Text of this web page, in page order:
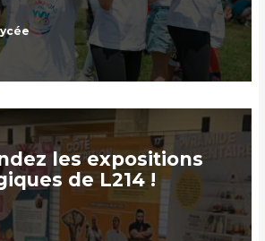
les expositions
de L214 !